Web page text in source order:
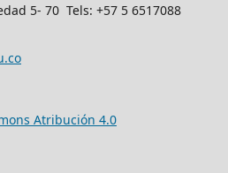
5- 70 Tels: +57 5 6517088
Atribución 4.0